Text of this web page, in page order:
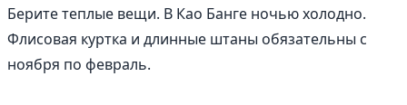
Берите теплые вещи. В Као Банге ночью холодно.
Флисовая куртка и длинные штаны обязательны с
ноября по февраль.